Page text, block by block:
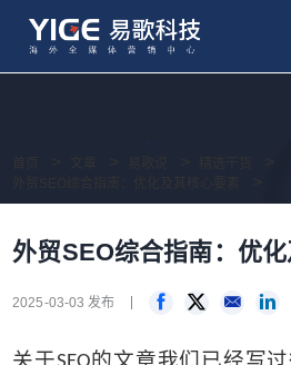
外贸SEO综合指南：优
2025-03-03 发布
关于
的文章我们已经写